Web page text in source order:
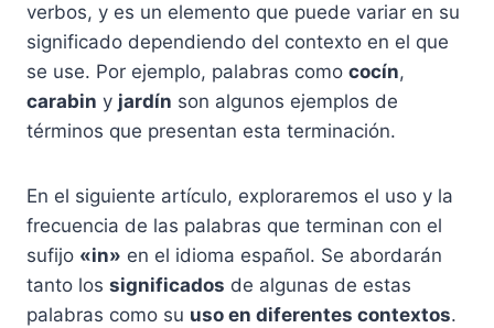
verbos, y es un elemento que puede variar en su
significado dependiendo del contexto en el que
se use. Por ejemplo, palabras como cocín,
carabin y jardín son algunos ejemplos de
términos que presentan esta terminación.
En el siguiente artículo, exploraremos el uso y la
frecuencia de las palabras que terminan con el
sufijo «in» en el idioma español. Se abordarán
tanto los significados de algunas de estas
palabras como su uso en diferentes contextos.